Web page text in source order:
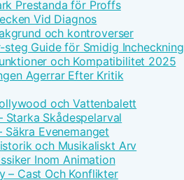
Prestanda för Proffs
Vid Diagnos
och kontroverser
steg Guide för Smidig Incheckning
och Kompatibilitet 2025
Agerrar Efter Kritik
och Vattenbalett
Starka Skådespelarval
Evenemanget
och Musikaliskt Arv
Inom Animation
– Cast Och Konflikter